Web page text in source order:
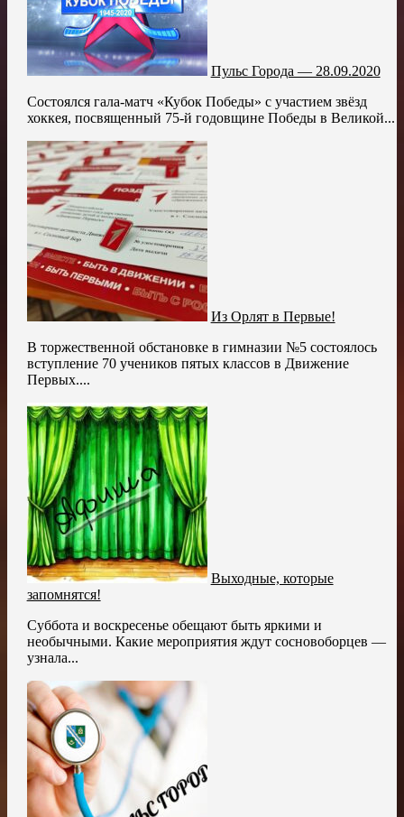
Пульс Города — 28.09.2020
Состоялся гала-матч «Кубок Победы» с участием звёзд
хоккея, посвященный 75-й годовщине Победы в Великой...
Из Орлят в Первые!
В торжественной обстановке в гимназии №5 состоялось
вступление 70 учеников пятых классов в Движение
Первых....
Выходные, которые
запомнятся!
Суббота и воскресенье обещают быть яркими и
необычными. Какие мероприятия ждут сосновоборцев —
узнала...